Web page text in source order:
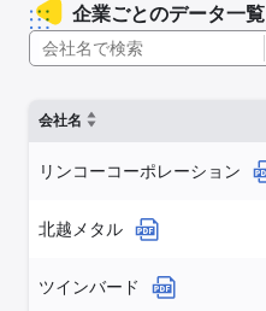
企業ごとのデータ一覧
会社名
リンコーコーポレーション
北越メタル
ツインバード